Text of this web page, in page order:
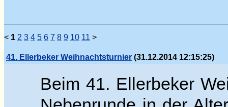
< 1 2 3 4 5 6 7 8 9 10 11 >
41. Ellerbeker Weihnachtsturnier (31.12.2014 12:15:25)
Beim 41. Ellerbeker